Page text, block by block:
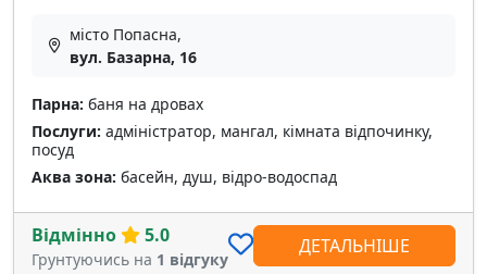
місто Попасна,
вул. Базарна, 16
Парна: баня на дровах
Послуги: адміністратор, мангал, кімната відпочинку,
посуд
Аква зона: басейн, душ, відро-водоспад
Відмінно 5.0
Грунтуючись на 1 відгуку
ДЕТАЛЬНІШЕ